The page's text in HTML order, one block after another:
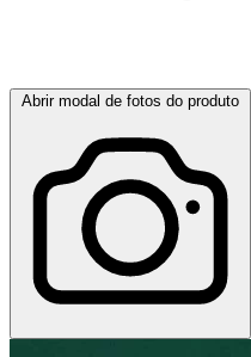
Abrir modal de fotos do produto